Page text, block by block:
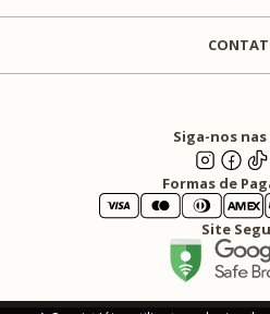
Siga-nos
Formas de
Site